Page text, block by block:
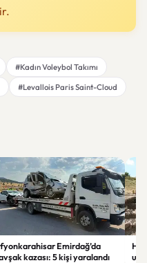
#Kadın Voleybol Takımı
#Levallois Paris Saint-Cloud
Emirdağ’da
kazası: 5 kişi yaralandı